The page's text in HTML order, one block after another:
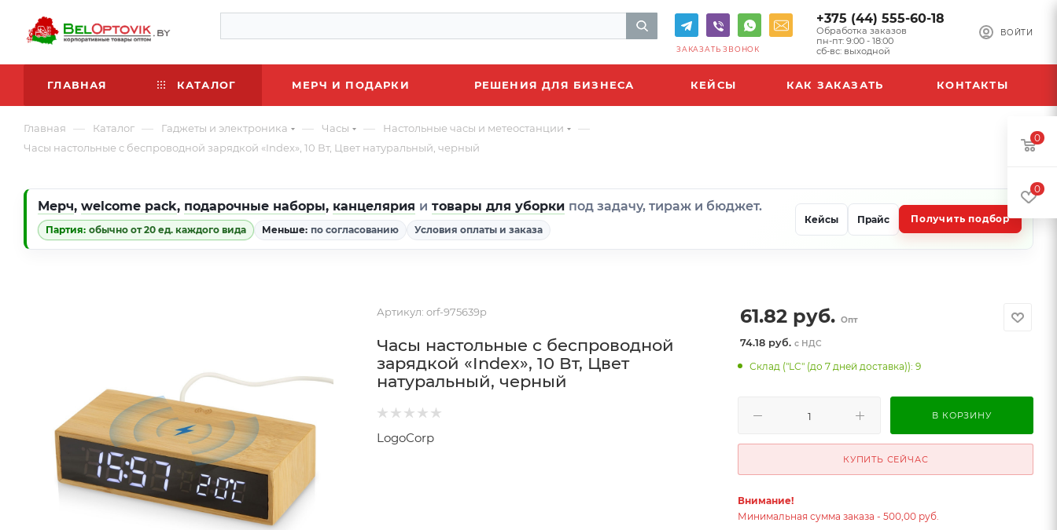
ВОЙТИ
+375 (44) 555-60-18
Обработка заказов
пн-пт: 9:00 - 18:00
сб-вс: выходной
ЗАКАЗАТЬ ЗВОНОК
ГЛАВНАЯ КАТАЛОГ МЕРЧ И ПОДАРКИ РЕШЕНИЯ ДЛЯ БИЗНЕСА КЕЙСЫ КАК ЗАКАЗАТЬ КОНТАКТЫ
Главная — Каталог — Гаджеты и электроника — Часы — Настольные часы и метеостанции —
Часы настольные с беспроводной зарядкой «Index», 10 Вт, Цвет натуральный, черный
Мерч, welcome pack, подарочные наборы, канцелярия и товары для уборки под задачу, тираж и бюджет.
Партия: обычно от 20 ед. каждого вида Меньше: по согласованию Условия оплаты и заказа
Кейсы Прайс Получить подбор
Артикул: orf-975639p
Часы настольные с беспроводной
зарядкой «Index», 10 Вт, Цвет
натуральный, черный
LogoCorp
61.82 руб. Опт
74.18 руб.с НДС
Склад ("LC" (до 7 дней доставка)): 9
В КОРЗИНУ
КУПИТЬ СЕЙЧАС
Внимание!
Минимальная сумма заказа - 500,00 руб.
0
0